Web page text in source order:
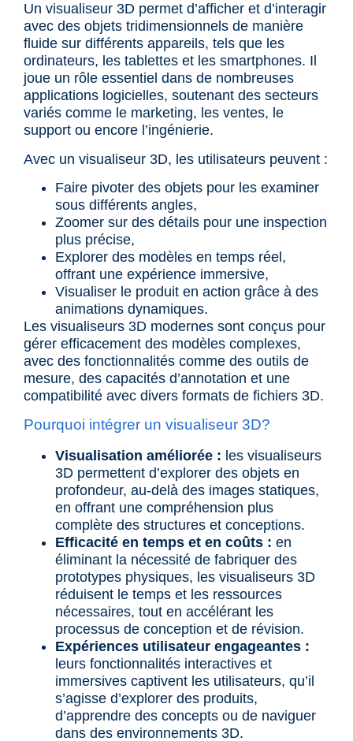
Un visualiseur 3D permet d’afficher et d’interagir
avec des objets tridimensionnels de manière
fluide sur différents appareils, tels que les
ordinateurs, les tablettes et les smartphones. Il
joue un rôle essentiel dans de nombreuses
applications logicielles, soutenant des secteurs
variés comme le marketing, les ventes, le
support ou encore l’ingénierie.
Avec un visualiseur 3D, les utilisateurs peuvent :
Faire pivoter des objets pour les examiner
sous différents angles,
Zoomer sur des détails pour une inspection
plus précise,
Explorer des modèles en temps réel,
offrant une expérience immersive,
Visualiser le produit en action grâce à des
animations dynamiques.
Les visualiseurs 3D modernes sont conçus pour
gérer efficacement des modèles complexes,
avec des fonctionnalités comme des outils de
mesure, des capacités d’annotation et une
compatibilité avec divers formats de fichiers 3D.
Pourquoi intégrer un visualiseur 3D?
Visualisation améliorée : les visualiseurs
3D permettent d’explorer des objets en
profondeur, au-delà des images statiques,
en offrant une compréhension plus
complète des structures et conceptions.
Efficacité en temps et en coûts : en
éliminant la nécessité de fabriquer des
prototypes physiques, les visualiseurs 3D
réduisent le temps et les ressources
nécessaires, tout en accélérant les
processus de conception et de révision.
Expériences utilisateur engageantes :
leurs fonctionnalités interactives et
immersives captivent les utilisateurs, qu’il
s’agisse d’explorer des produits,
d’apprendre des concepts ou de naviguer
dans des environnements 3D.